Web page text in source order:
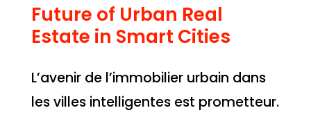
Future of Urban Real
Estate in Smart Cities
L’avenir de l’immobilier urbain dans
les villes intelligentes est prometteur.